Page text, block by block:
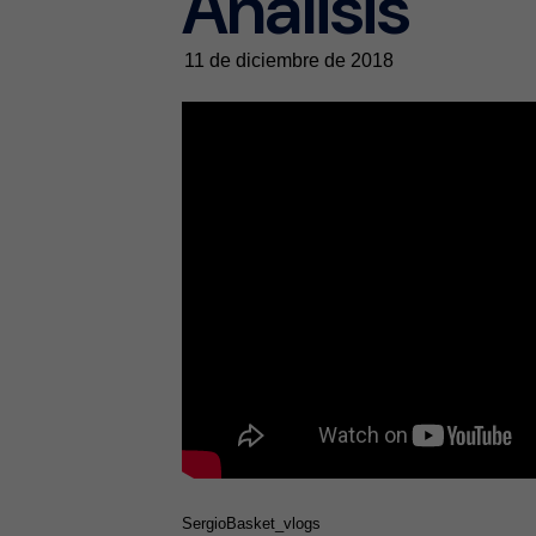
11 de diciembre de 2018
SergioBasket_vlogs